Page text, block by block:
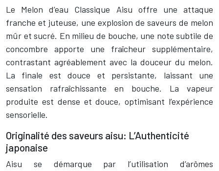
Le Melon d’eau Classique Aisu offre une attaque
franche et juteuse, une explosion de saveurs de melon
mûr et sucré. En milieu de bouche, une note subtile de
concombre apporte une fraîcheur supplémentaire,
contrastant agréablement avec la douceur du melon.
La finale est douce et persistante, laissant une
sensation rafraîchissante en bouche. La vapeur
produite est dense et douce, optimisant l’expérience
sensorielle.
Originalité des saveurs aisu: L’Authenticité
japonaise
Aisu se démarque par l’utilisation d’arômes